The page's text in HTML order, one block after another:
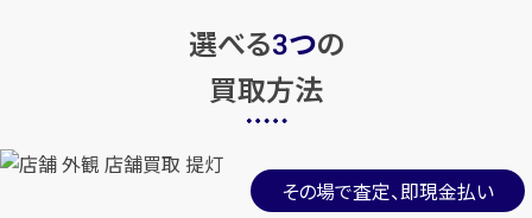
選べる3つの
買取方法
その場で査定、即現金払い